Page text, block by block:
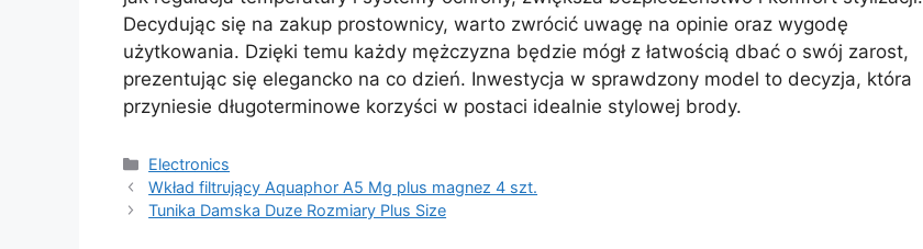
Decydując się na zakup prostownicy, warto zwrócić uwagę na opinie oraz wygodę
użytkowania. Dzięki temu każdy mężczyzna będzie mógł z łatwością dbać o swój zarost,
prezentując się elegancko na co dzień. Inwestycja w sprawdzony model to decyzja, która
przyniesie długoterminowe korzyści w postaci idealnie stylowej brody.
Kategorie
Electronics
Wkład filtrujący Aquaphor A5 Mg plus magnez 4 szt.
Tunika Damska Duze Rozmiary Plus Size